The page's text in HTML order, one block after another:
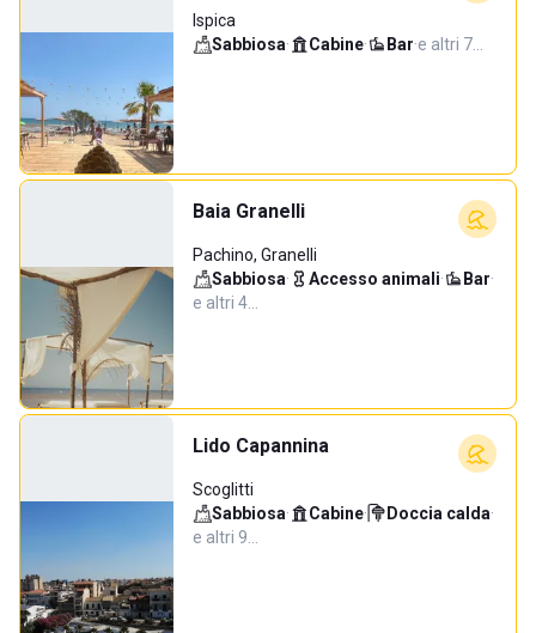
Ispica
Sabbiosa· Cabine· Bar·e altri 7…
Baia Granelli
Pachino, Granelli
Sabbiosa· Accesso animali· Bar·
e altri 4…
Lido Capannina
Scoglitti
Sabbiosa· Cabine· Doccia calda·
e altri 9…